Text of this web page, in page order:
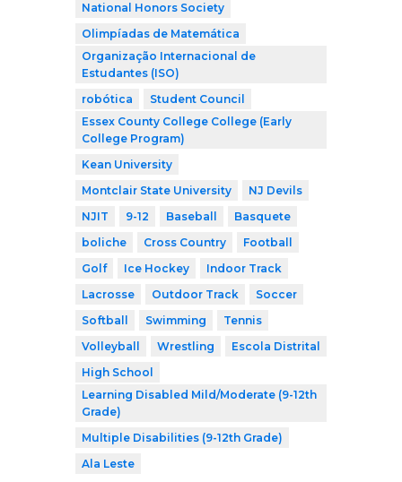
National Honors Society
Olimpíadas de Matemática
Organização Internacional de
Estudantes (ISO)
robótica
Student Council
Essex County College College (Early
College Program)
Kean University
Montclair State University
NJ Devils
NJIT
9-12 Baseball
Basquete
boliche
Cross Country
Football
Golf
Ice Hockey
Indoor Track
Lacrosse
Outdoor Track
Soccer
Softball
Swimming
Tennis
Volleyball
Wrestling
Escola Distrital
High School
Learning Disabled Mild/Moderate (9-12th
Grade)
Multiple Disabilities (9-12th Grade)
Ala Leste